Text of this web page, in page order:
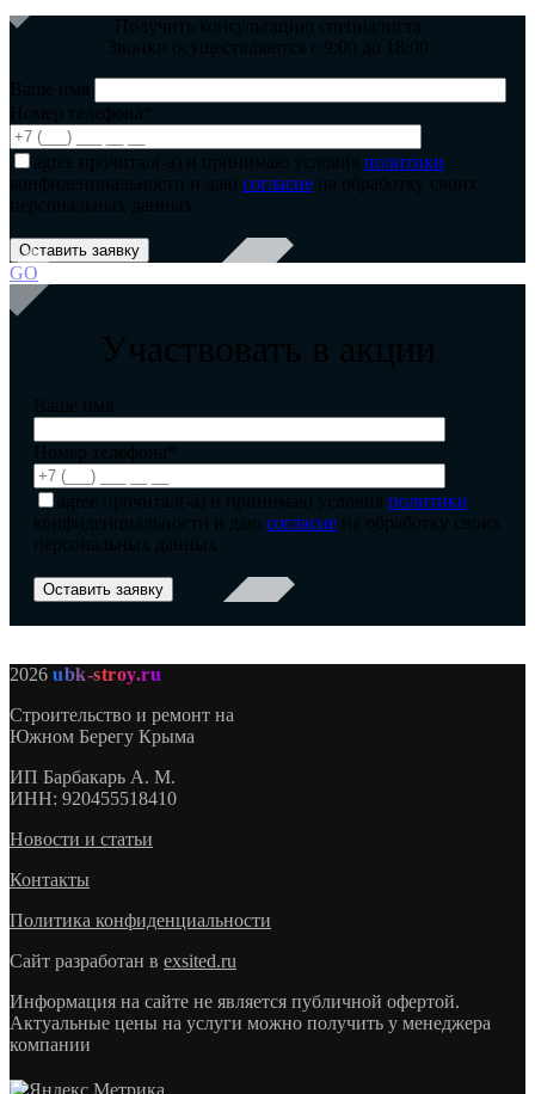
Получить консультацию специалиста
Звонки осуществляются с 9:00 до 18:00
Ваше имя
Номер телефона*
agree прочитал(-а) и принимаю условия политики
конфиденциальности и даю согласие на обработку своих
персональных данных
GO
Участвовать в акции
Ваше имя
Номер телефона*
agree прочитал(-а) и принимаю условия политики
конфиденциальности и даю согласие на обработку своих
персональных данных
2026 ubk-stroy.ru
Строительство и ремонт на
Южном Берегу Крыма
ИП Барбакарь А. М.
ИНН: 920455518410
Новости и статьи
Контакты
Политика конфиденциальности
Сайт разработан в exsited.ru
Информация на сайте не является публичной офертой.
Актуальные цены на услуги можно получить у менеджера
компании